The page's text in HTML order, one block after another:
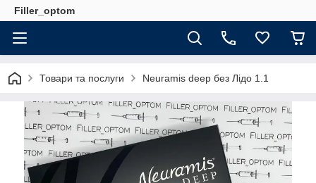
Filler_optom
Товари та послуги Neuramis deep без Лідо 1.1